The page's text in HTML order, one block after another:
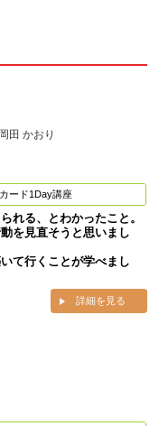
田 かおり
ード1Day講座
れる、とわかったこと。
を見直そうと思いまし
て行くことが学べまし
詳細を見る